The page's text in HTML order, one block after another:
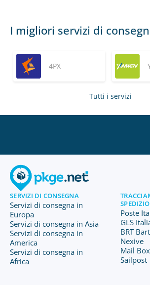
I migliori servizi di
4PX
Tutti i servizi
SERVIZI DI CONSEGNA
Servizi di consegna in
Europa
Servizi di consegna in Asia
Servizi di consegna in
America
Servizi di consegna in
Africa
Poste
GLS
BRT
Nexive
Mail
Sailpost